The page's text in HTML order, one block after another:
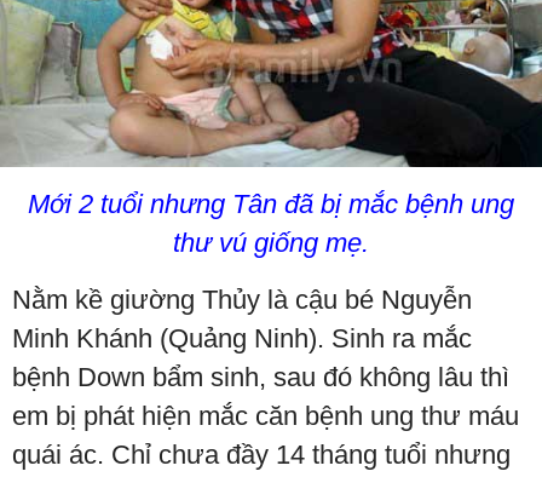
Mới 2 tuổi nhưng Tân đã bị mắc bệnh ung
thư vú giống mẹ.
Nằm kề giường Thủy là cậu bé Nguyễn
Minh Khánh (Quảng Ninh). Sinh ra mắc
bệnh Down bẩm sinh, sau đó không lâu thì
em bị phát hiện mắc căn bệnh ung thư máu
quái ác. Chỉ chưa đầy 14 tháng tuổi nhưng